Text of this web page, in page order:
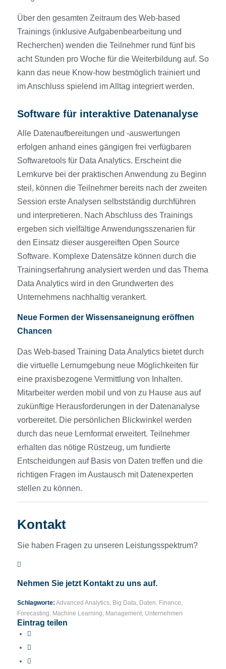
Über den gesamten Zeitraum des Web-based
Trainings (inklusive Aufgabenbearbeitung und
Recherchen) wenden die Teilnehmer rund fünf bis
acht Stunden pro Woche für die Weiterbildung auf. So
kann das neue Know-how bestmöglich trainiert und
im Anschluss spielend im Alltag integriert werden.
Software für interaktive Datenanalyse
Alle Datenaufbereitungen und -auswertungen
erfolgen anhand eines gängigen frei verfügbaren
Softwaretools für Data Analytics. Erscheint die
Lernkurve bei der praktischen Anwendung zu Beginn
steil, können die Teilnehmer bereits nach der zweiten
Session erste Analysen selbstständig durchführen
und interpretieren. Nach Abschluss des Trainings
ergeben sich vielfältige Anwendungsszenarien für
den Einsatz dieser ausgereiften Open Source
Software. Komplexe Datensätze können durch die
Trainingserfahrung analysiert werden und das Thema
Data Analytics wird in den Grundwerten des
Unternehmens nachhaltig verankert.
Neue Formen der Wissensaneignung eröffnen
Chancen
Das Web-based Training Data Analytics bietet durch
die virtuelle Lernumgebung neue Möglichkeiten für
eine praxisbezogene Vermittlung von Inhalten.
Mitarbeiter werden mobil und von zu Hause aus auf
zukünftige Herausforderungen in der Datenanalyse
vorbereitet. Die persönlichen Blickwinkel werden
durch das neue Lernformat erweitert. Teilnehmer
erhalten das nötige Rüstzeug, um fundierte
Entscheidungen auf Basis von Daten treffen und die
richtigen Fragen im Austausch mit Datenexperten
stellen zu können.
Kontakt
Sie haben Fragen zu unseren Leistungsspektrum?
Nehmen Sie jetzt Kontakt zu uns auf.
Schlagworte: Advanced Analytics, Big Data Daten Finance
Forecasting
Machine Learning Management, Unternehmen
Eintrag teilen